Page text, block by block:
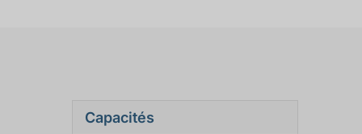
Capacités